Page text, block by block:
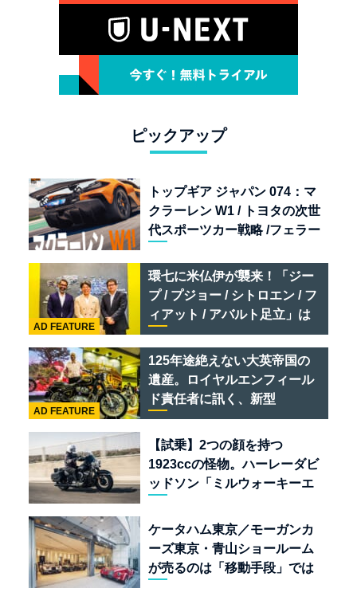
ピックアップ
トップギア ジャパン 074：マ
クラーレン W1 / トヨタの次世
代スポーツカー戦略 /フェラー
リオ /ベントレー スーパース
ポーツ
環七に米仏伊が襲来！「ジー
プ / プジョー / シトロエン / フ
ィアット / アバルト足立」は
クルマのセレクトショップで
ある
AD FEATURE
125年途絶えない大英帝国の
遺産。ロイヤルエンフィール
ド責任者に訊く、新型
「BULLET 650」と“時間の
質”を愛する理由
AD FEATURE
【試乗】2つの顔を持つ
1923ccの怪物。ハーレーダビ
ッドソン「ミルウォーキーエ
ケータハム東京／モーガンカ
ーズ東京・青山ショールーム
が売るのは「移動手段」では